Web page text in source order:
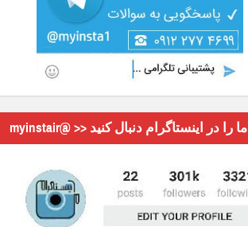
myinstair@ >> ما را در اینستاگرام دنبال کنید